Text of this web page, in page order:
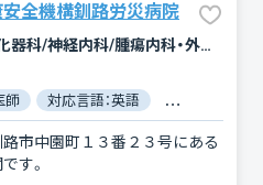
全機構釧路労災病院
内科/血液内科/循環器科/消化器科/神経内科/腫瘍内科・外科/緩和ケア/外科/脳神経外科/整形外科/形成外科/婦人科/眼科/耳鼻咽喉科/皮膚科/泌尿器科/精神科・神経科/歯科/歯科口腔外科/リハビリテーション/放射線科/臨床検査・病理診断/麻酔科
師 対応言語：英語 対応言語：中
市中園町１３番２３号にある
す。